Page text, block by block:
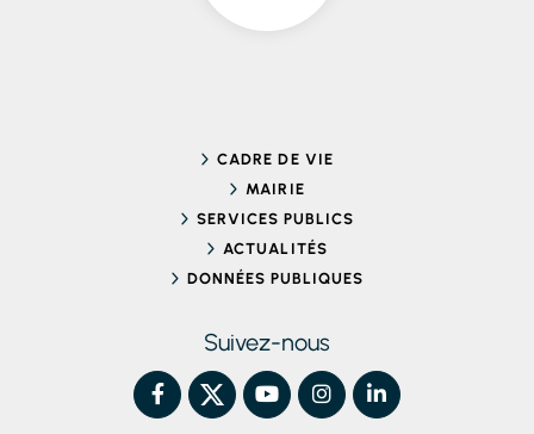
CADRE DE VIE
MAIRIE
SERVICES PUBLICS
ACTUALITÉS
DONNÉES PUBLIQUES
Suivez-nous